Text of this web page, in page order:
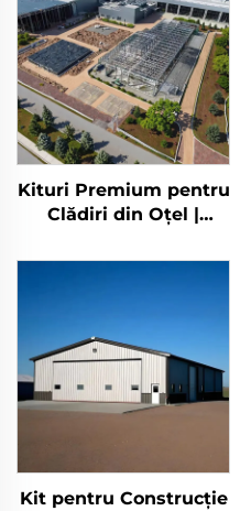
Kituri Premium pentru
Clădiri din Oțel |
Depozite din Oțel |
Kit pentru Construcție